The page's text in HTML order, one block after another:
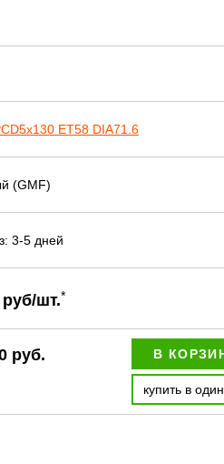
ET58 DIA71.6
(GMF)
3-5 дней
шт.*
руб. В
купить в